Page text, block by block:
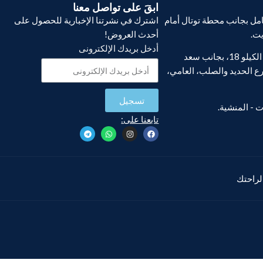
بجانب محطة توتال أمام
فرع أبو يوسف، الكيلو 18، بجانب سعد
الحديد والصلب، العامي،
ابقَ على تواصل معنا
اشترك في نشرتنا الإخبارية للحصول على
أحدث العروض!
أدخل بريدك الإلكترونى
تسجيل
تابعنا على: